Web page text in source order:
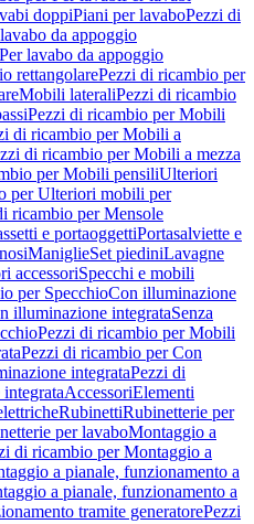
doppiPiani per lavaboPezzi di
da appoggio
lavabo da appoggio
rettangolarePezzi di ricambio per
Mobili lateraliPezzi di ricambio
Pezzi di ricambio per Mobili
di ricambio per Mobili a
di ricambio per Mobili a mezza
per Mobili pensiliUlteriori
per Ulteriori mobili per
ricambio per Mensole
e portaoggettiPortasalviette e
ManiglieSet piediniLavagne
accessoriSpecchi e mobili
per SpecchioCon illuminazione
illuminazione integrataSenza
Pezzi di ricambio per Mobili
Pezzi di ricambio per Con
integrataPezzi di
AccessoriElementi
RubinettiRubinetterie per
per lavaboMontaggio a
di ricambio per Montaggio a
a pianale, funzionamento a
a pianale, funzionamento a
tramite generatorePezzi